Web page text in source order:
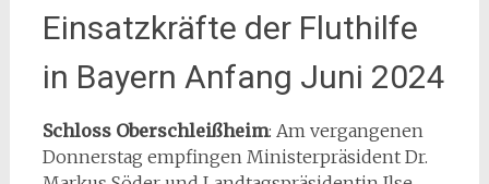
Einsatzkräfte der Fluthilfe
in Bayern Anfang Juni 2024
Schloss Oberschleißheim: Am vergangenen
Donnerstag empfingen Ministerpräsident Dr.